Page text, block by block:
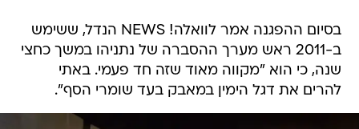
בסיום ההפגנה אמר לוואלה! NEWS הנדל, ששימש
ב-2011 ראש מערך ההסברה של נתניהו במשך כחצי
שנה, כי הוא "מקווה מאוד שזה חד פעמי. באתי
להרים את דגל הימין במאבק בעד שומרי הסף".